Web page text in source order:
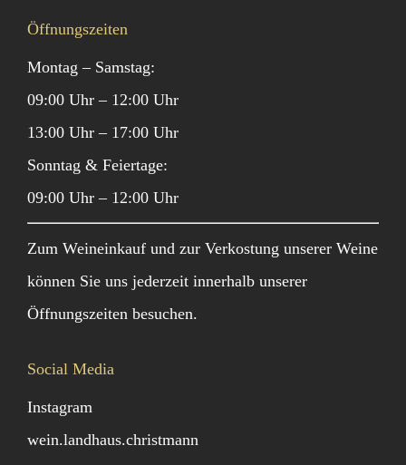
Öffnungszeiten
Montag – Samstag:
09:00 Uhr – 12:00 Uhr
13:00 Uhr – 17:00 Uhr
Sonntag & Feiertage:
09:00 Uhr – 12:00 Uhr
Zum Weineinkauf und zur Verkostung unserer Weine
können Sie uns jederzeit innerhalb unserer
Öffnungszeiten besuchen.
Social Media
Instagram
wein.landhaus.christmann